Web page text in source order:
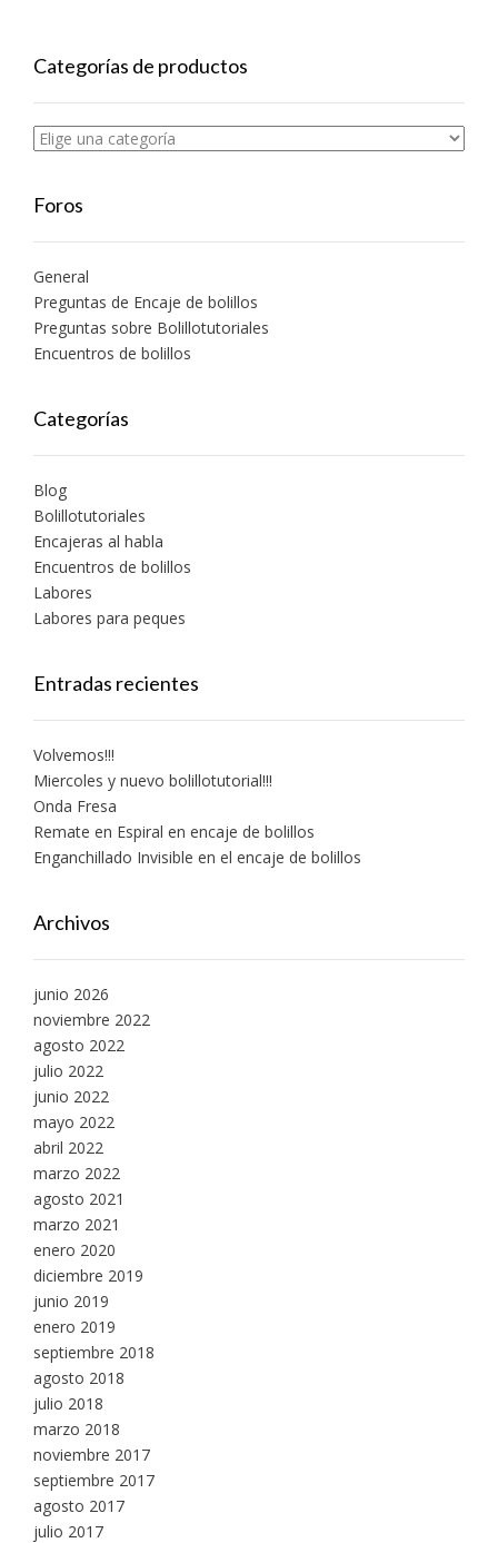
Categorías de productos
Foros
General
Preguntas de Encaje de bolillos
Preguntas sobre Bolillotutoriales
Encuentros de bolillos
Categorías
Blog
Bolillotutoriales
Encajeras al habla
Encuentros de bolillos
Labores
Labores para peques
Entradas recientes
Volvemos!!!
Miercoles y nuevo bolillotutorial!!!
Onda Fresa
Remate en Espiral en encaje de bolillos
Enganchillado Invisible en el encaje de bolillos
Archivos
junio 2026
noviembre 2022
agosto 2022
julio 2022
junio 2022
mayo 2022
abril 2022
marzo 2022
agosto 2021
marzo 2021
enero 2020
diciembre 2019
junio 2019
enero 2019
septiembre 2018
agosto 2018
julio 2018
marzo 2018
noviembre 2017
septiembre 2017
agosto 2017
julio 2017